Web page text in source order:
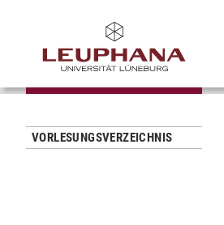
VORLESUNGSVERZEICHNIS